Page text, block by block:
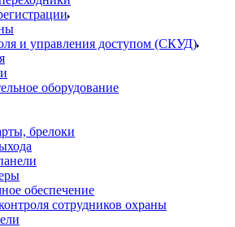
и управления доступом (СКУД)
оборудование
брелоки
обеспечение
сотрудников охраны